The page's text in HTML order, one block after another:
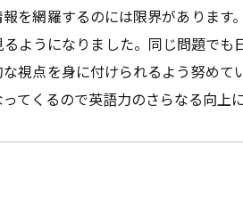
を網羅するのには限界がありま
ようになりました。同じ問題で
視点を身に付けられるよう努め
てくるので英語力のさらなる向上に